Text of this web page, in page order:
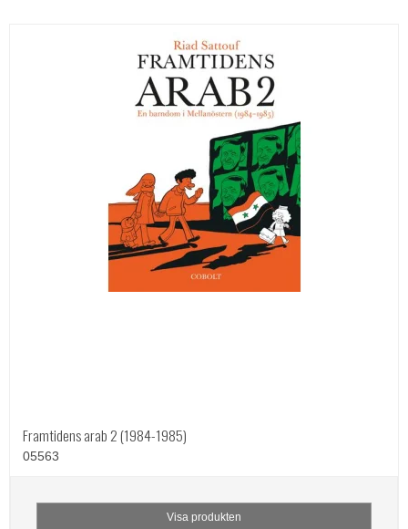
Framtidens arab 2 (1984-1985)
05563
Visa produkten